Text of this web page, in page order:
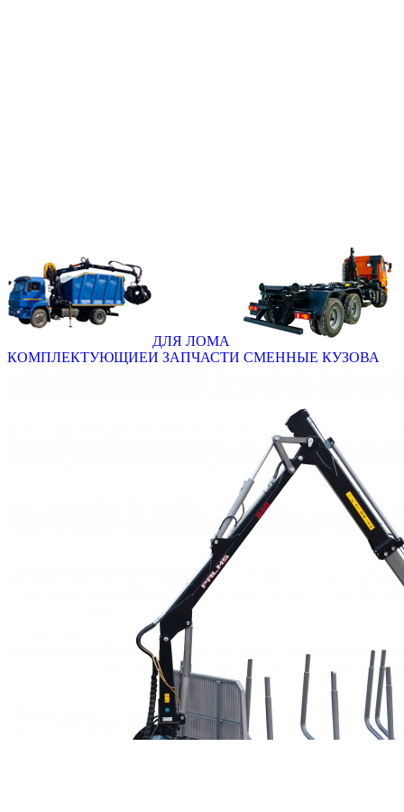
ДЛЯ ЛОМА
КОМПЛЕКТУЮЩИЕИ ЗАПЧАСТИ СМЕННЫЕ КУЗОВА